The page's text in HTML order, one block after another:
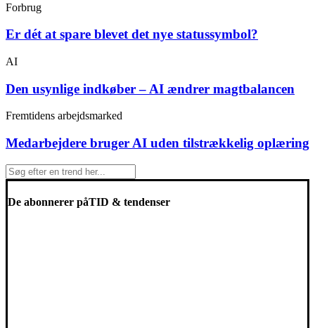
Forbrug
Er dét at spare blevet det nye statussymbol?
AI
Den usynlige indkøber – AI ændrer magtbalancen
Fremtidens arbejdsmarked
Medarbejdere bruger AI uden tilstrækkelig oplæring
De abonnerer påTID & tendenser